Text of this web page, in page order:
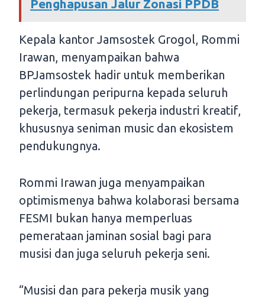
Penghapusan Jalur Zonasi PPDB
Kepala kantor Jamsostek Grogol, Rommi
Irawan, menyampaikan bahwa
BPJamsostek hadir untuk memberikan
perlindungan peripurna kepada seluruh
pekerja, termasuk pekerja industri kreatif,
khususnya seniman music dan ekosistem
pendukungnya.
Rommi Irawan juga menyampaikan
optimismenya bahwa kolaborasi bersama
FESMI bukan hanya memperluas
pemerataan jaminan sosial bagi para
musisi dan juga seluruh pekerja seni.
“Musisi dan para pekerja musik yang